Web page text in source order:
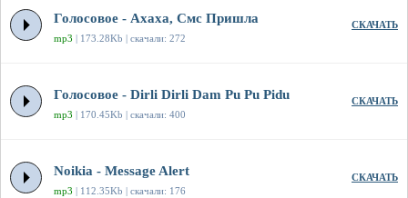
Голосовое - Ахаха, Смс Пришла
mp3 | 173.28Kb | скачали: 272
СКАЧАТЬ
Голосовое - Dirli Dirli Dam Pu Pu Pidu
mp3 | 170.45Kb | скачали: 400
СКАЧАТЬ
Noikia - Message Alert
mp3 | 112.35Kb | скачали: 176
СКАЧАТЬ